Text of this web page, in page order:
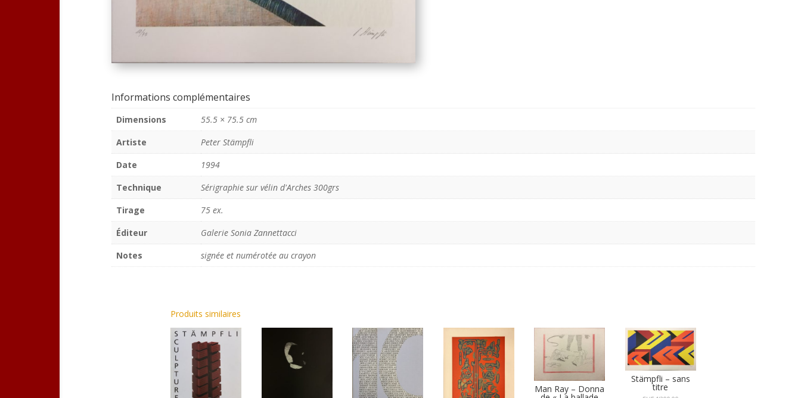
Informations complémentaires
Dimensions
55.5 × 75.5 cm
Artiste
Peter Stämpfli
Date
1994
Technique
Sérigraphie sur vélin d'Arches 300grs
Tirage
75 ex.
Éditeur
Galerie Sonia Zannettacci
Notes
signée et numérotée au crayon
Produits similaires
Man Ray – Donna
Stämpfli – sans
titre